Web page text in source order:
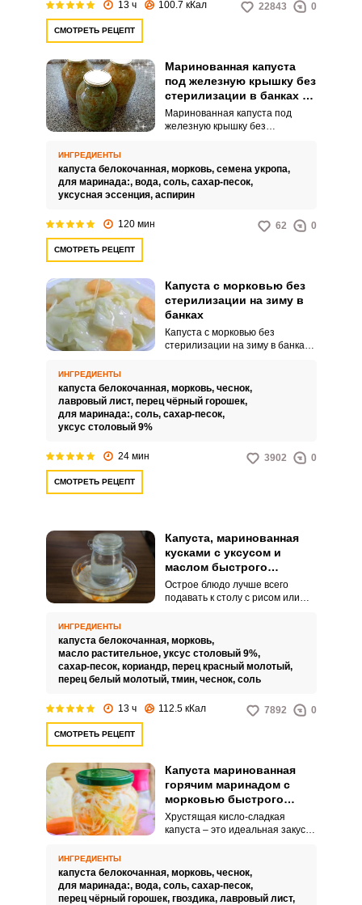
для маринования и готовить его
13 ч 100.7 кКал 22843 0
СМОТРЕТЬ РЕЦЕПТ
Маринованная капуста
под железную крышку без
стерилизации в банках на
зиму
Маринованная капуста под
железную крышку без
блюдо, которое прекрасно
подойдет как к обеду, так и к
ужину. Кисло-сладкий вкус
специями, займет достойное
место на вашем столе в
ИНГРЕДИЕНТЫ
капуста белокочанная, морковь, семена укропа,
для маринада:, вода, соль, сахар-песок,
уксусная эссенция, аспирин
120 мин 62 0
СМОТРЕТЬ РЕЦЕПТ
Капуста с морковью без
стерилизации на зиму в
банках
Капуста с морковью без
стерилизации на зиму в банках
имеет много вариантов
приготовления. В этом рецепте
капусту с морковью нарезаем
выдерживаем при комнатной
температуре и, закрыв
ИНГРЕДИЕНТЫ
капуста белокочанная, морковь, чеснок,
лавровый лист, перец чёрный горошек,
для маринада:, соль, сахар-песок,
уксус столовый 9%
24 мин 3902 0
СМОТРЕТЬ РЕЦЕПТ
Капуста, маринованная
кусками с уксусом и
маслом быстрого
приготовления
Острое блюдо лучше всего
подавать к столу с рисом или
жгучим, лучше всего добавить в
капусту стручок перца чили.
ИНГРЕДИЕНТЫ
капуста белокочанная, морковь,
масло растительное, уксус столовый 9%,
сахар-песок, кориандр, перец красный молотый,
перец белый молотый, тмин, чеснок, соль
13 ч 112.5 кКал 7892 0
СМОТРЕТЬ РЕЦЕПТ
Капуста маринованная
горячим маринадом с
морковью быстрого
приготовления
Хрустящая кисло-сладкая
капуста – это идеальная закуска
гарнирам, как картошка
(приготовленная любыми
способами) и гречка. Квашеная
ИНГРЕДИЕНТЫ
капуста белокочанная, морковь, чеснок,
для маринада:, вода, соль, сахар-песок,
перец чёрный горошек, гвоздика, лавровый лист,